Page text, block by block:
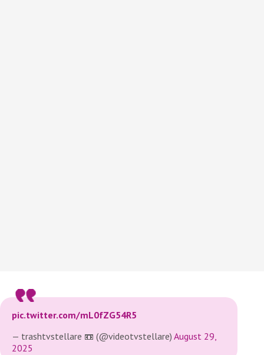
pic.twitter.com/mL0fZG54R5
— trashtvstellare 📼 (@videotvstellare) August 29,
2025